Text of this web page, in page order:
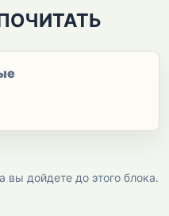
вы дойдете до этого блока.